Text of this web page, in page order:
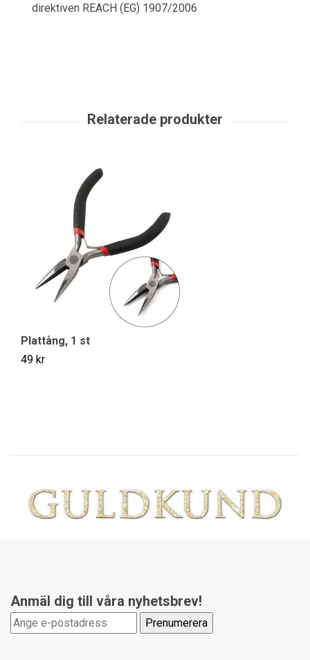
direktiven REACH (EG) 1907/2006
Plattång, 1 st
49 kr
Anmäl dig till våra nyhetsbrev!